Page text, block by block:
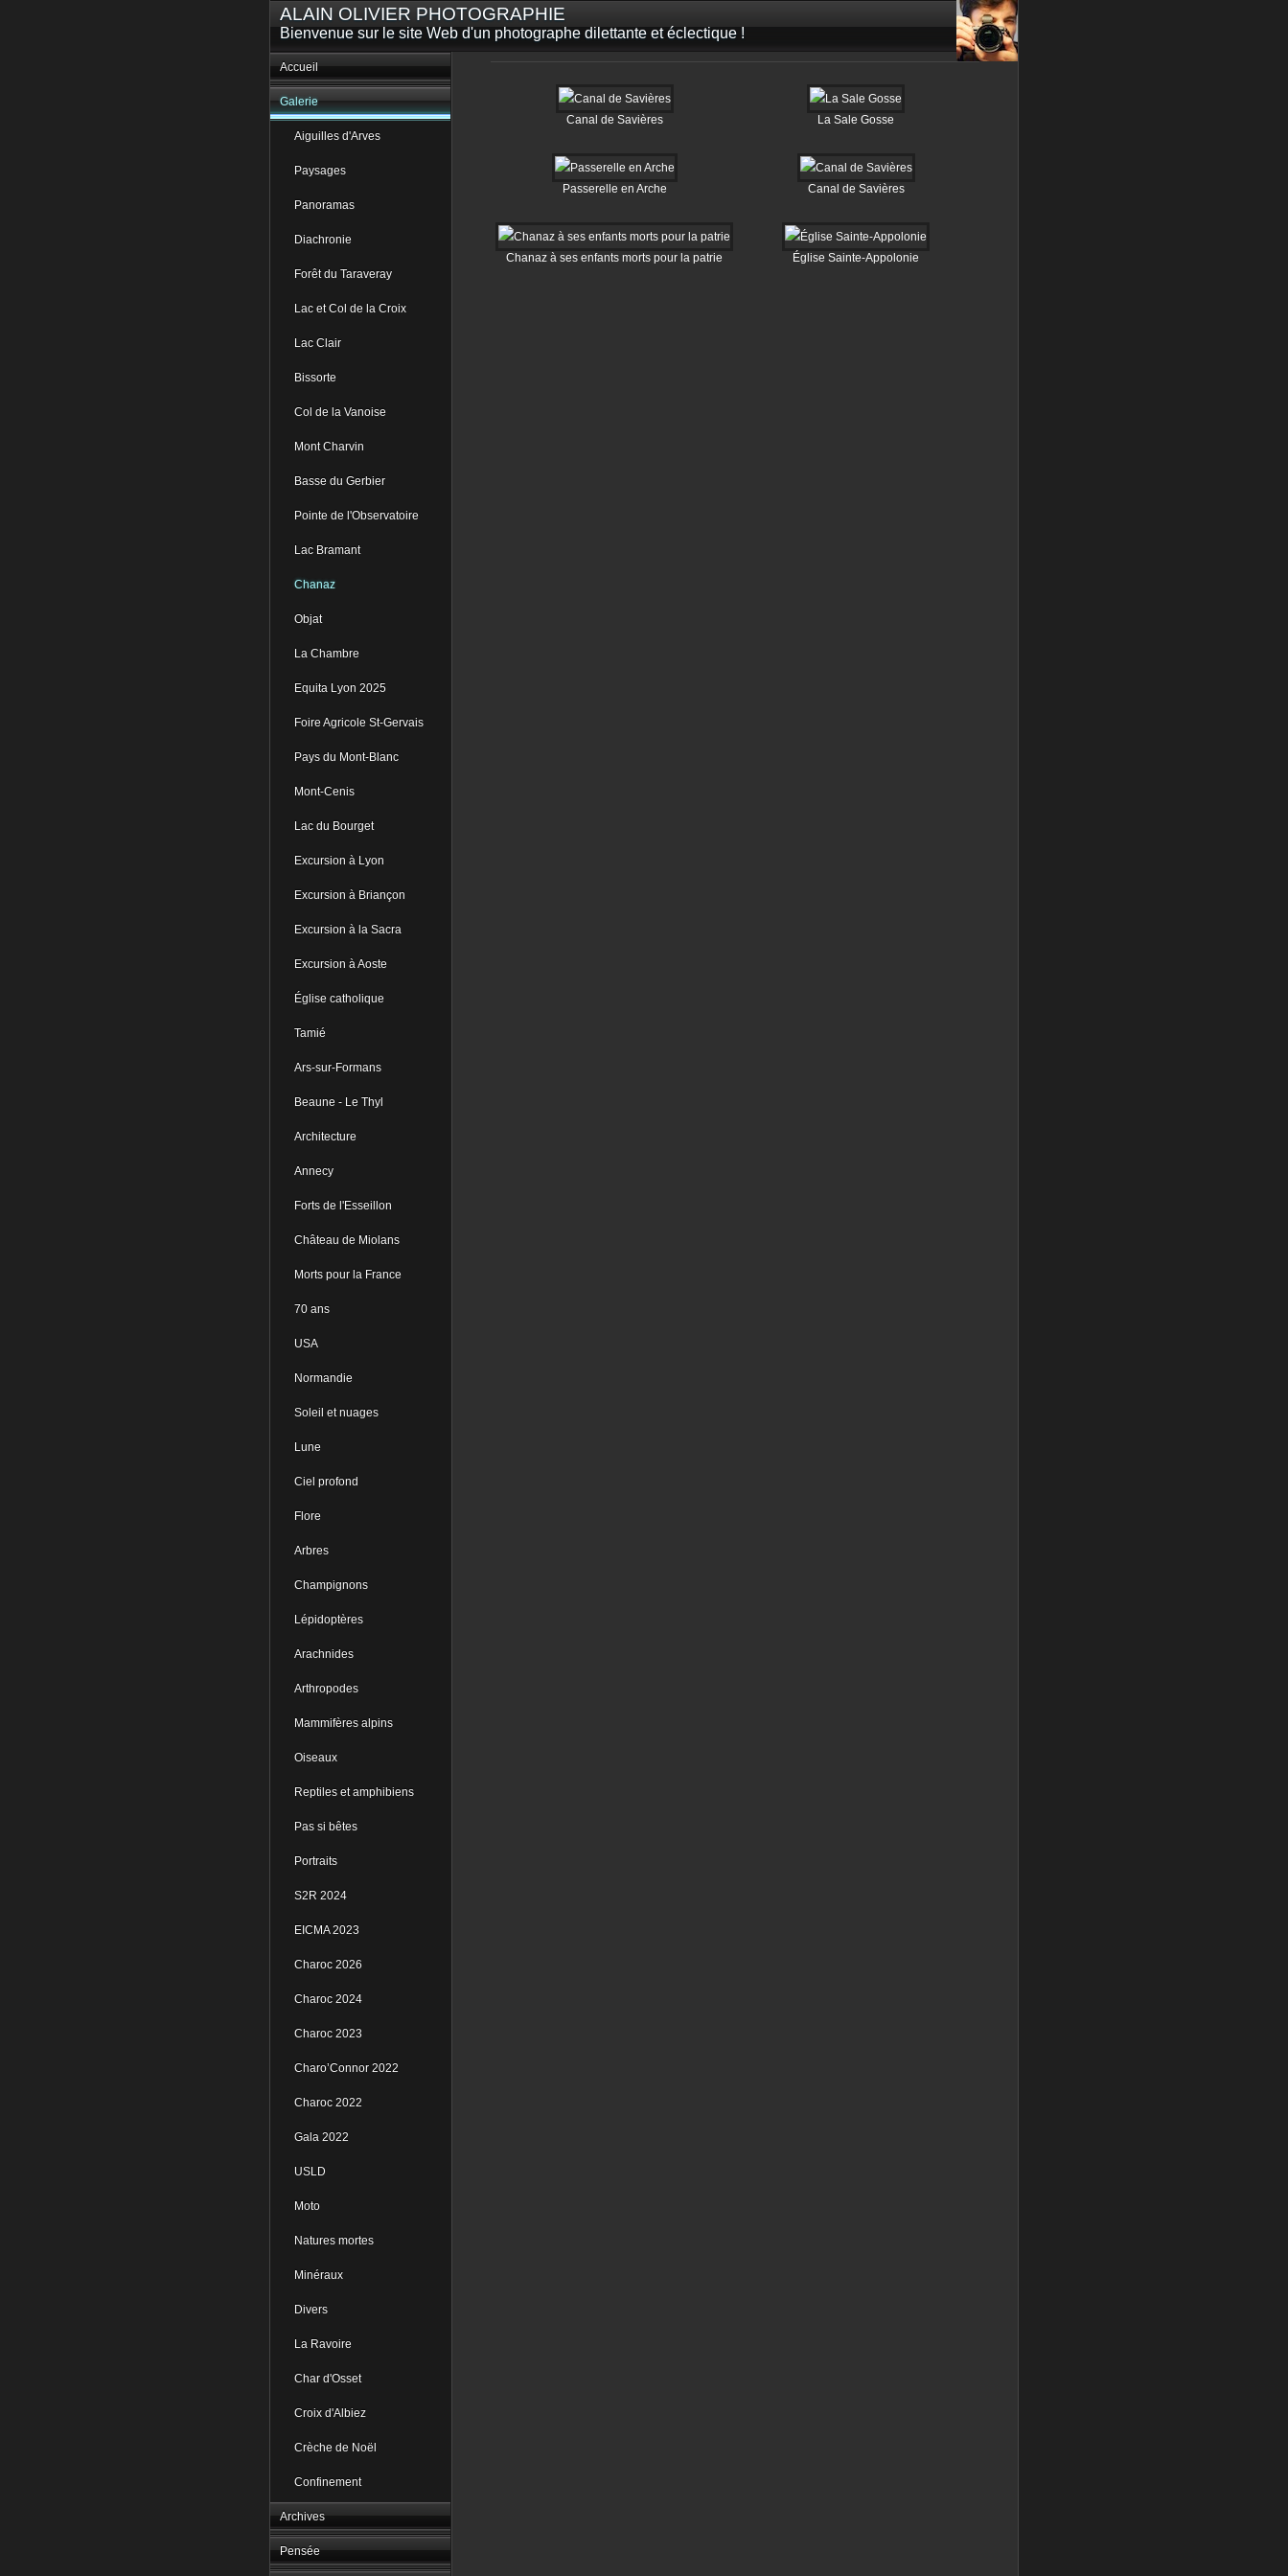
ALAIN OLIVIER PHOTOGRAPHIE
Bienvenue sur le site Web d'un photographe dilettante et éclectique !
Accueil
Galerie
Aiguilles d'Arves
Paysages
Panoramas
Diachronie
Forêt du Taraveray
Lac et Col de la Croix
Lac Clair
Bissorte
Col de la Vanoise
Mont Charvin
Basse du Gerbier
Pointe de l'Observatoire
Lac Bramant
Chanaz
Objat
La Chambre
Equita Lyon 2025
Foire Agricole St-Gervais
Pays du Mont-Blanc
Mont-Cenis
Lac du Bourget
Excursion à Lyon
Excursion à Briançon
Excursion à la Sacra
Excursion à Aoste
Église catholique
Tamié
Ars-sur-Formans
Beaune - Le Thyl
Architecture
Annecy
Forts de l'Esseillon
Château de Miolans
Morts pour la France
70 ans
USA
Normandie
Soleil et nuages
Lune
Ciel profond
Flore
Arbres
Champignons
Lépidoptères
Arachnides
Arthropodes
Mammifères alpins
Oiseaux
Reptiles et amphibiens
Pas si bêtes
Portraits
S2R 2024
EICMA 2023
Charoc 2026
Charoc 2024
Charoc 2023
Charo’Connor 2022
Charoc 2022
Gala 2022
USLD
Moto
Natures mortes
Minéraux
Divers
La Ravoire
Char d'Osset
Croix d'Albiez
Crèche de Noël
Confinement
Archives
Pensée
Canal de Savières La Sale Gosse
Passerelle en Arche Canal de Savières
Chanaz à ses enfants morts pour la patrie Église Sainte-Appolonie